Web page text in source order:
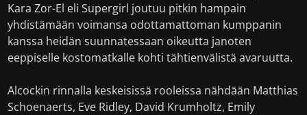
Kara Zor-El eli Supergirl joutuu pitkin hampain
yhdistämään voimansa odottamattoman kumppanin
kanssa heidän suunnatessaan oikeutta janoten
eeppiselle kostomatkalle kohti tähtienvälistä avaruutta.
Alcockin rinnalla keskeisissä rooleissa nähdään Matthias
Schoenaerts, Eve Ridley, David Krumholtz, Emily